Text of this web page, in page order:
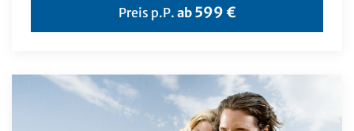
Preis p.P. ab 599 €